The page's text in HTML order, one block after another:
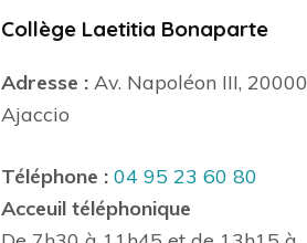
Collège Laetitia Bonaparte
Adresse : Av. Napoléon III, 20000
Ajaccio
Téléphone : 04 95 23 60 80
Acceuil téléphonique